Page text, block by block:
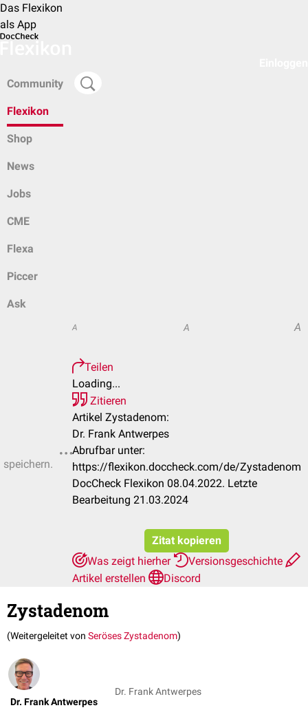
Das Flexikon
als App
Community
Flexikon
Shop
News
Jobs
CME
Flexa
Piccer
Ask
A A A
Teilen
Loading...
Zitieren
Artikel Zystadenom:
Dr. Frank Antwerpes
Abrufbar unter:
https://flexikon.doccheck.com/de/Zystadenom
DocCheck Flexikon 08.04.2022. Letzte
Bearbeitung 21.03.2024
Zitat kopieren
Was zeigt hierher
Versionsgeschichte
Artikel erstellen
Discord
Zystadenom
(Weitergeleitet von Seröses Zystadenom)
Dr. Frank Antwerpes
Dr. Frank Antwerpes